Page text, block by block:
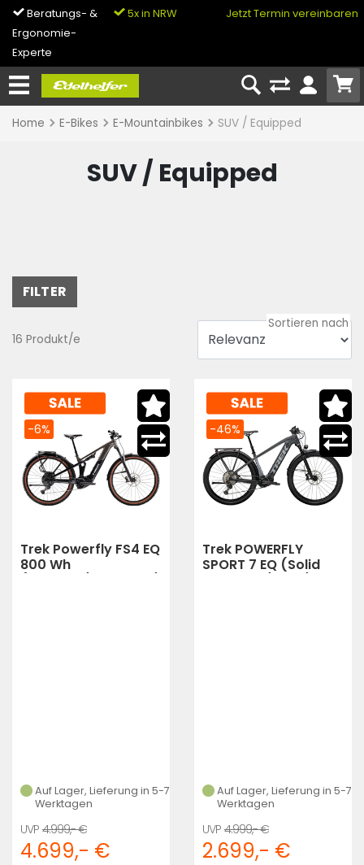
Beratungs- &
Ergonomie-
Experte
5x in NRW
0% Finanzierung
Jetzt Termin vereinbaren
Home E-Bikes E-Mountainbikes SUV / Equipped
SUV / Equipped
FILTER
16 Produkt/e
Trek Powerfly FS4 EQ
800 Wh
Auf Lager, Lieferung in 5-7
Werktagen
-6%
4.999,- €
4.699,- €
Trek POWERFLY
SPORT 7 EQ (Solid
Auf Lager, Lieferung in 5-7
Werktagen
-46%
4.999,- €
2.699,- €